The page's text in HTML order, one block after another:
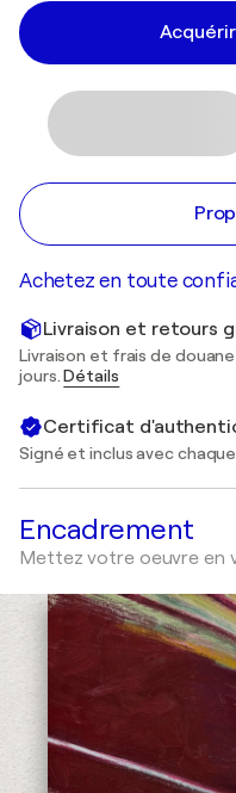
Achetez en toute
Livraison et retours
Livraison et frais de
jours.Détails
Certificat
Signé et inclus avec
Encadrement
Mettez votre oeuvre en